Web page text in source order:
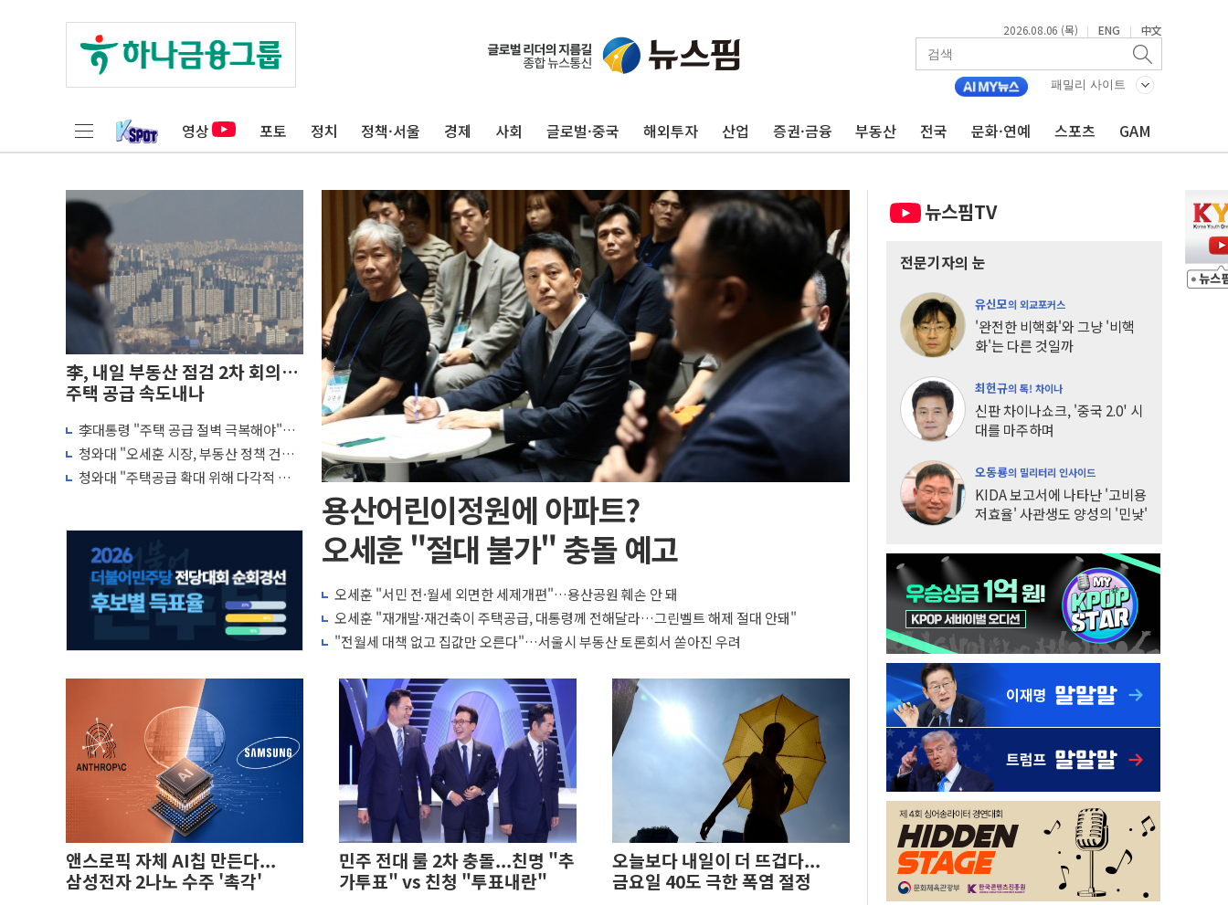
2026.08.06 (목) | ENG | 中文
패밀리 사이트
영상 포토 정치 정책·서울 경제 사회 글로벌·중국 해외투자 산업 증권·금융 부동산 전국 문화·연예 스포츠 GAM
李, 내일 부동산 점검 2차 회의…
주택 공급 속도내나
李대통령 "주택 공급 절벽 극복해야"…
귀국 직후 7시간 부동산·증시 점검회의
청와대 "오세훈 시장, 부동산 정책 건의
서 받아 면밀 검토 예정"
청와대 "주택공급 확대 위해 다각적 검토
용산어린이정원에 아파트?
오세훈 "절대 불가" 충돌 예고
오세훈 "서민 전·월세 외면한 세제개편"…용산공원 훼손 안 돼
오세훈 "재개발·재건축이 주택공급, 대통령께 전해달라…그린벨트 해제 절대 안돼"
"전월세 대책 없고 집값만 오른다"…서울시 부동산 토론회서 쏟아진 우려
앤스로픽 자체 AI칩 만든다...
삼성전자 2나노 수주 '촉각'
민주 전대 룰 2차 충돌...친명 "추
가투표" vs 친청 "투표내란"
오늘보다 내일이 더 뜨겁다...
금요일 40도 극한 폭염 절정
뉴스핌TV
전문기자의 눈
유신모의 외교포커스
'완전한 비핵화'와 그냥 '비핵
화'는 다른 것일까
최헌규의 톡! 차이나
신판 차이나쇼크, '중국 2.0' 시
대를 마주하며
오동룡의 밀리터리 인사이드
KIDA 보고서에 나타난 '고비용
저효율' 사관생도 양성의 '민낯'